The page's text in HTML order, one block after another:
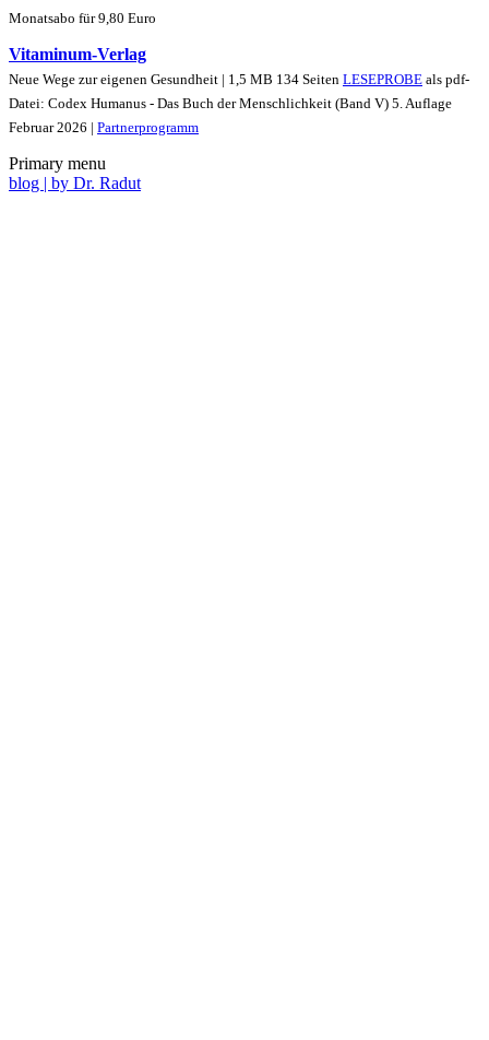
Monatsabo für 9,80 Euro
Vitaminum-Verlag
Neue Wege zur eigenen Gesundheit | 1,5 MB 134 Seiten LESEPROBE als pdf-
Datei: Codex Humanus - Das Buch der Menschlichkeit (Band V) 5. Auflage
Februar 2026 | Partnerprogramm
Primary menu
blog | by Dr. Radut